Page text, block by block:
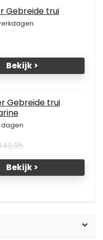
Gebreide trui
Bekijk >
Gebreide trui
dagen
Bekijk >